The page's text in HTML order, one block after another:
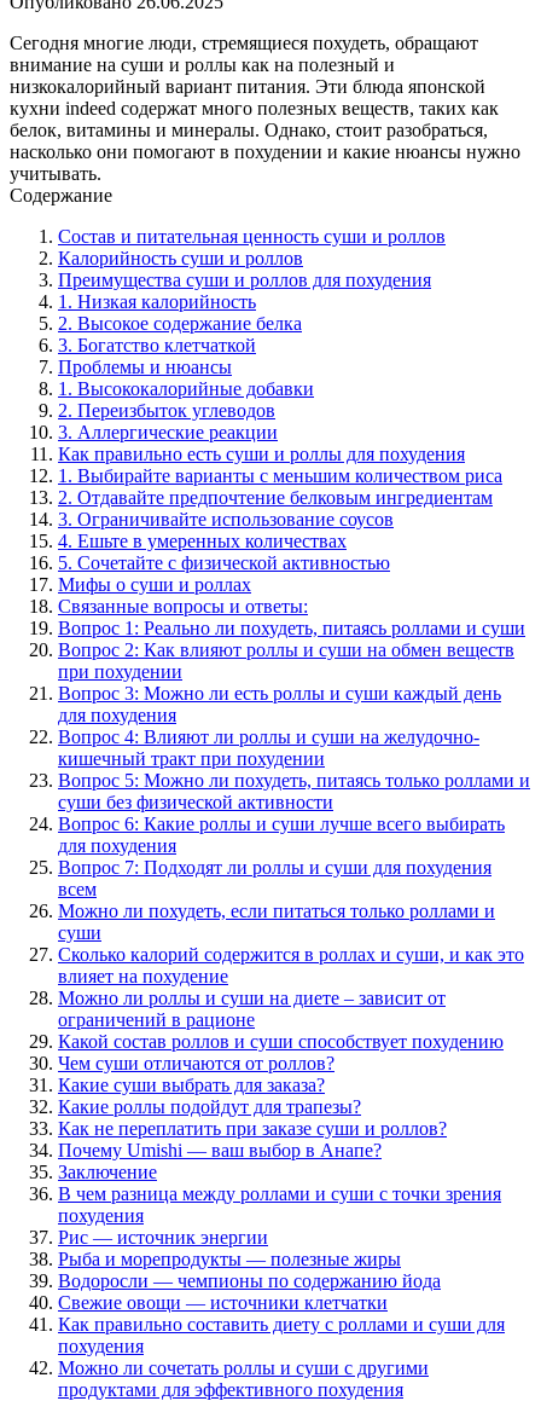
Сегодня многие люди, стремящиеся похудеть, обращают
внимание на суши и роллы как на полезный и
низкокалорийный вариант питания. Эти блюда японской
кухни indeed содержат много полезных веществ, таких как
белок, витамины и минералы. Однако, стоит разобраться,
насколько они помогают в похудении и какие нюансы нужно
учитывать.
Содержание
Состав и питательная ценность суши и роллов
Калорийность суши и роллов
Преимущества суши и роллов для похудения
1. Низкая калорийность
2. Высокое содержание белка
3. Богатство клетчаткой
Проблемы и нюансы
1. Высококалорийные добавки
2. Переизбыток углеводов
3. Аллергические реакции
Как правильно есть суши и роллы для похудения
1. Выбирайте варианты с меньшим количеством риса
2. Отдавайте предпочтение белковым ингредиентам
3. Ограничивайте использование соусов
4. Ешьте в умеренных количествах
5. Сочетайте с физической активностью
Мифы о суши и роллах
Связанные вопросы и ответы:
Вопрос 1: Реально ли похудеть, питаясь роллами и суши
Вопрос 2: Как влияют роллы и суши на обмен веществ
при похудении
Вопрос 3: Можно ли есть роллы и суши каждый день
для похудения
Вопрос 4: Влияют ли роллы и суши на желудочно-
кишечный тракт при похудении
Вопрос 5: Можно ли похудеть, питаясь только роллами и
суши без физической активности
Вопрос 6: Какие роллы и суши лучше всего выбирать
для похудения
Вопрос 7: Подходят ли роллы и суши для похудения
всем
Можно ли похудеть, если питаться только роллами и
суши
Сколько калорий содержится в роллах и суши, и как это
влияет на похудение
Можно ли роллы и суши на диете – зависит от
ограничений в рационе
Какой состав роллов и суши способствует похудению
Чем суши отличаются от роллов?
Какие суши выбрать для заказа?
Какие роллы подойдут для трапезы?
Как не переплатить при заказе суши и роллов?
Почему Umishi — ваш выбор в Анапе?
Заключение
В чем разница между роллами и суши с точки зрения
похудения
Рис — источник энергии
Рыба и морепродукты — полезные жиры
Водоросли — чемпионы по содержанию йода
Свежие овощи — источники клетчатки
Как правильно составить диету с роллами и суши для
похудения
Можно ли сочетать роллы и суши с другими
продуктами для эффективного похудения